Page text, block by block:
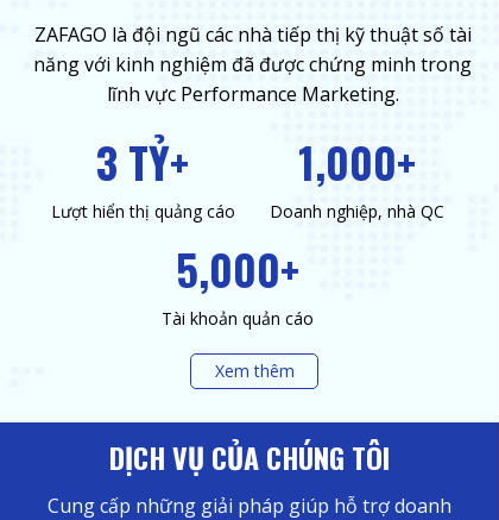
Xem thêm
ZAFAGO là đội ngũ các nhà tiếp thị kỹ thuật số tài
năng với kinh nghiệm đã được chứng minh trong
lĩnh vực Performance Marketing.
1,000+
Doanh nghiệp, nhà QC
5,000+
Tài khoản quản cáo
3 TỶ+
Lượt hiển thị quảng cáo
DỊCH VỤ CỦA CHÚNG TÔI
Cung cấp những giải pháp giúp hỗ trợ doanh